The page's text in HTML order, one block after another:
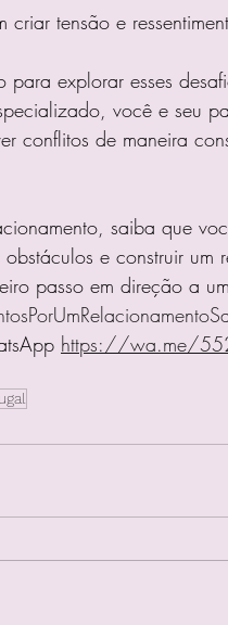
tensão e
explorar esses
você e seu
conflitos de maneira
saiba que
e construir um
passo em direção a
https://wa.me/